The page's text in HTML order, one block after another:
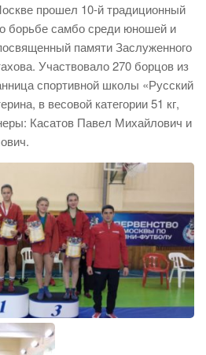
прошел 10-й традиционный
борьбе самбо среди юношей и
памяти Заслуженного
Участвовало 270 борцов из
спортивной школы «Русский
в весовой категории 51 кг,
Касатов Павел Михайлович и